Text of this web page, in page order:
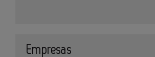
Empresas